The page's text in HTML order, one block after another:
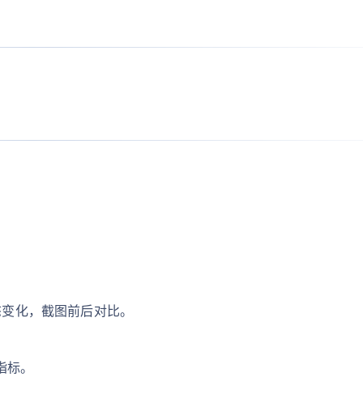
化，截图前后对比。
。